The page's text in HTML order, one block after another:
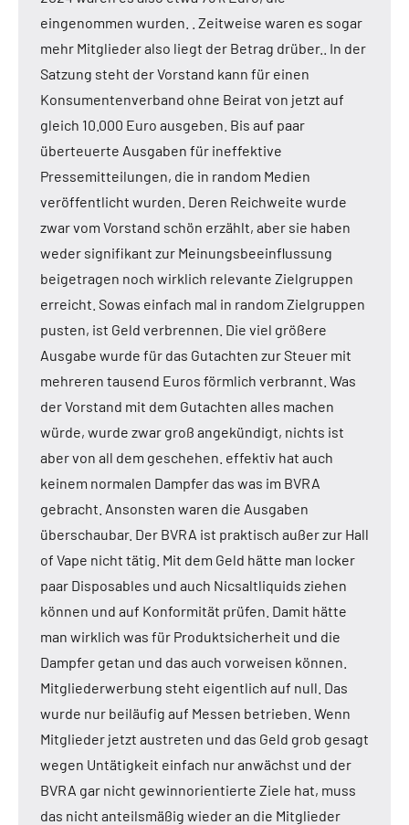
eingenommen wurden. . Zeitweise waren es sogar
mehr Mitglieder also liegt der Betrag drüber.. In der
Satzung steht der Vorstand kann für einen
Konsumentenverband ohne Beirat von jetzt auf
gleich 10.000 Euro ausgeben. Bis auf paar
überteuerte Ausgaben für ineffektive
Pressemitteilungen, die in random Medien
veröffentlicht wurden. Deren Reichweite wurde
zwar vom Vorstand schön erzählt, aber sie haben
weder signifikant zur Meinungsbeeinflussung
beigetragen noch wirklich relevante Zielgruppen
erreicht. Sowas einfach mal in random Zielgruppen
pusten, ist Geld verbrennen. Die viel größere
Ausgabe wurde für das Gutachten zur Steuer mit
mehreren tausend Euros förmlich verbrannt. Was
der Vorstand mit dem Gutachten alles machen
würde, wurde zwar groß angekündigt, nichts ist
aber von all dem geschehen. effektiv hat auch
keinem normalen Dampfer das was im BVRA
gebracht. Ansonsten waren die Ausgaben
überschaubar. Der BVRA ist praktisch außer zur Hall
of Vape nicht tätig. Mit dem Geld hätte man locker
paar Disposables und auch Nicsaltliquids ziehen
können und auf Konformität prüfen. Damit hätte
man wirklich was für Produktsicherheit und die
Dampfer getan und das auch vorweisen können.
Mitgliederwerbung steht eigentlich auf null. Das
wurde nur beiläufig auf Messen betrieben. Wenn
Mitglieder jetzt austreten und das Geld grob gesagt
wegen Untätigkeit einfach nur anwächst und der
BVRA gar nicht gewinnorientierte Ziele hat, muss
das nicht anteilsmäßig wieder an die Mitglieder